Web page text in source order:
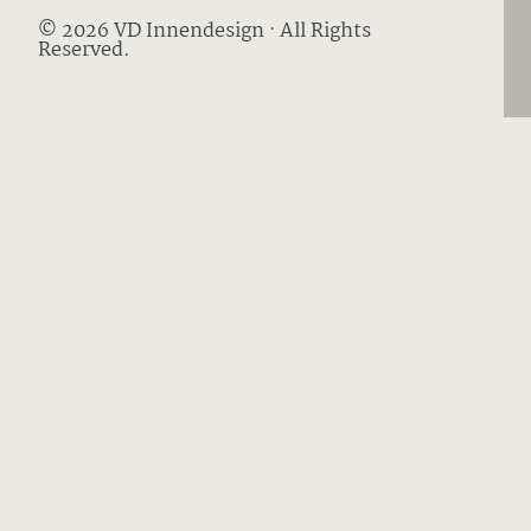
© 2026 VD Innendesign · All Rights
Reserved.